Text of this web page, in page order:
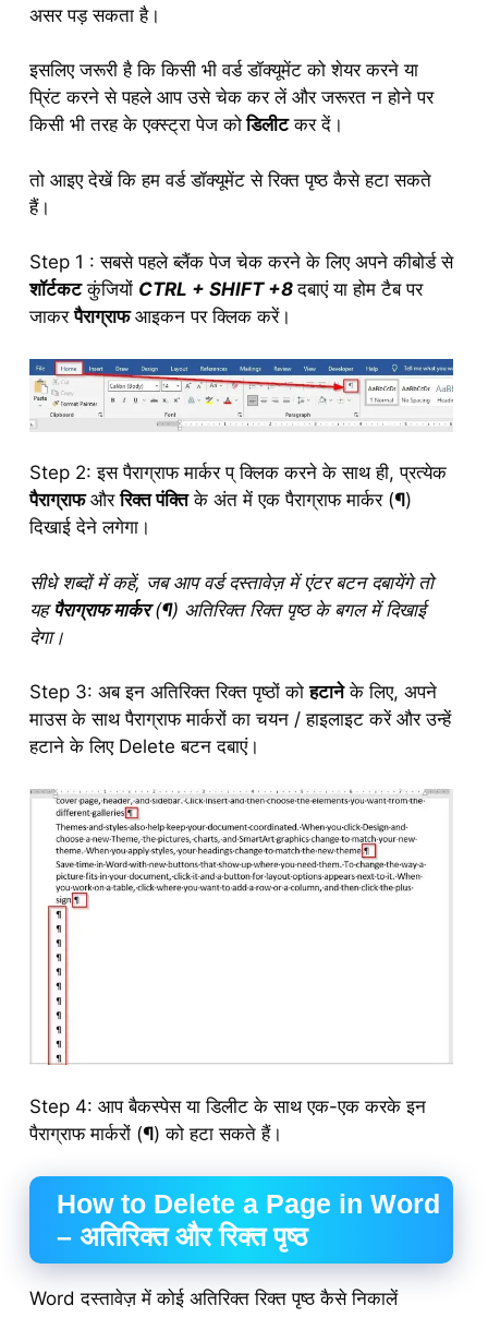
असर पड़ सकता है।
इसलिए जरूरी है कि किसी भी वर्ड डॉक्यूमेंट को शेयर करने या
प्रिंट करने से पहले आप उसे चेक कर लें और जरूरत न होने पर
किसी भी तरह के एक्स्ट्रा पेज कोडिलीटकर दें।
तो आइए देखें कि हम वर्ड डॉक्यूमेंट से रिक्त पृष्ठ कैसे हटा सकते
हैं।
Step 1 : सबसे पहले ब्लैंक पेज चेक करने के लिए अपने कीबोर्ड से
शॉर्टकटकुंजियों CTRL + SHIFT +8दबाएं या होम टैब पर
जाकरपैराग्राफआइकन पर क्लिक करें।
Step 2: इस पैराग्राफ मार्कर प् क्लिक करने के साथ ही, प्रत्येक
पैराग्राफऔररिक्त पंक्तिके अंत में एक पैराग्राफ मार्कर (¶)
दिखाई देने लगेगा।
सीधे शब्दों में कहें, जब आप वर्ड दस्तावेज़ में एंटर बटन दबायेंगे तो
यह पैराग्राफ मार्कर(¶) अतिरिक्त रिक्त पृष्ठ के बगल में दिखाई
देगा।
Step 3: अब इन अतिरिक्त रिक्त पृष्ठों कोहटानेके लिए, अपने
माउस के साथ पैराग्राफ मार्करों का चयन / हाइलाइट करें और उन्हें
हटाने के लिए Delete बटन दबाएं।
Step 4: आप बैकस्पेस या डिलीट के साथ एक-एक करके इन
पैराग्राफ मार्करों (¶) को हटा सकते हैं।
How to Delete a Page in Word
– अतिरिक्त और रिक्त पृष्ठ
Word दस्तावेज़ में कोई अतिरिक्त रिक्त पृष्ठ कैसे निकालें